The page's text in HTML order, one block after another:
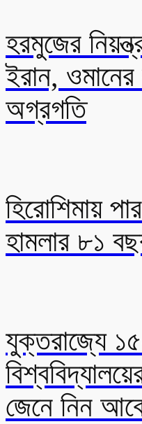
হরমুজের
ইরান,
অগ্রগতি
হিরোশিমায়
হামলার ৮১
যুক্তরাজ্যে
জেনে নিন